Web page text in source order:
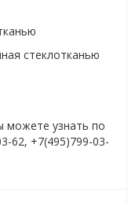
стеклотканью
узнать по
62, +7(495)799-03-